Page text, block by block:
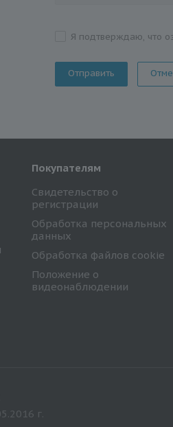
Я подтверждаю, что
Покупателям
Свидетельство о
регистрации
Обработка персональных
данных
Обработка файлов cookie
Положение о
видеонаблюдении
г.